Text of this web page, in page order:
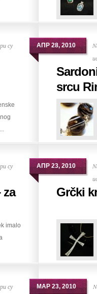
су
АПР 28, 2010
srcu
су
za
imalo
АПР 23, 2010
Grčki
су
МАР 23, 2010